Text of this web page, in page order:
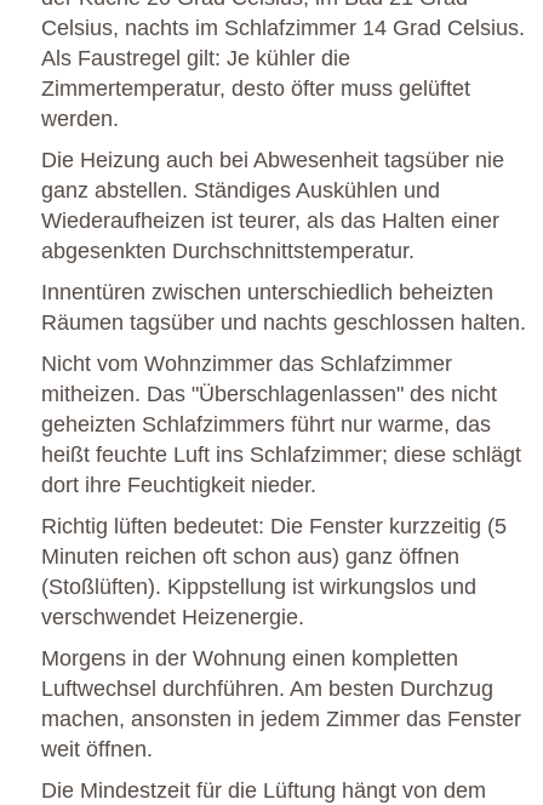
Celsius, nachts im Schlafzimmer 14 Grad Celsius.
Als Faustregel gilt: Je kühler die
Zimmertemperatur, desto öfter muss gelüftet
werden.
Die Heizung auch bei Abwesenheit tagsüber nie
ganz abstellen. Ständiges Auskühlen und
Wiederaufheizen ist teurer, als das Halten einer
abgesenkten Durchschnittstemperatur.
Innentüren zwischen unterschiedlich beheizten
Räumen tagsüber und nachts geschlossen halten.
Nicht vom Wohnzimmer das Schlafzimmer
mitheizen. Das "Überschlagenlassen" des nicht
geheizten Schlafzimmers führt nur warme, das
heißt feuchte Luft ins Schlafzimmer; diese schlägt
dort ihre Feuchtigkeit nieder.
Richtig lüften bedeutet: Die Fenster kurzzeitig (5
Minuten reichen oft schon aus) ganz öffnen
(Stoßlüften). Kippstellung ist wirkungslos und
verschwendet Heizenergie.
Morgens in der Wohnung einen kompletten
Luftwechsel durchführen. Am besten Durchzug
machen, ansonsten in jedem Zimmer das Fenster
weit öffnen.
Die Mindestzeit für die Lüftung hängt von dem